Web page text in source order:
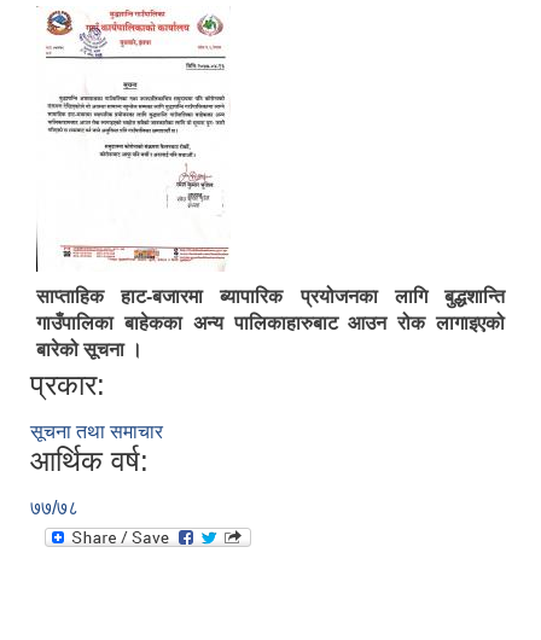
साप्ताहिक हाट-बजारमा ब्यापारिक प्रयोजनका लागि बुद्धशान्ति
गाउँपालिका बाहेकका अन्य पालिकाहारुबाट आउन रोक लागाइएको
बारेको सूचना ।
प्रकार:
सूचना तथा समाचार
आर्थिक वर्ष:
७७/७८